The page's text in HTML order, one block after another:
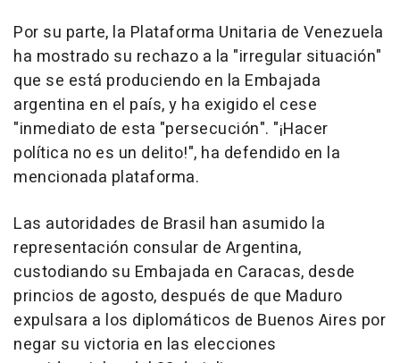
Por su parte, la Plataforma Unitaria de Venezuela
ha mostrado su rechazo a la "irregular situación"
que se está produciendo en la Embajada
argentina en el país, y ha exigido el cese
"inmediato de esta "persecución". "¡Hacer
política no es un delito!", ha defendido en la
mencionada plataforma.
Las autoridades de Brasil han asumido la
representación consular de Argentina,
custodiando su Embajada en Caracas, desde
princios de agosto, después de que Maduro
expulsara a los diplomáticos de Buenos Aires por
negar su victoria en las elecciones